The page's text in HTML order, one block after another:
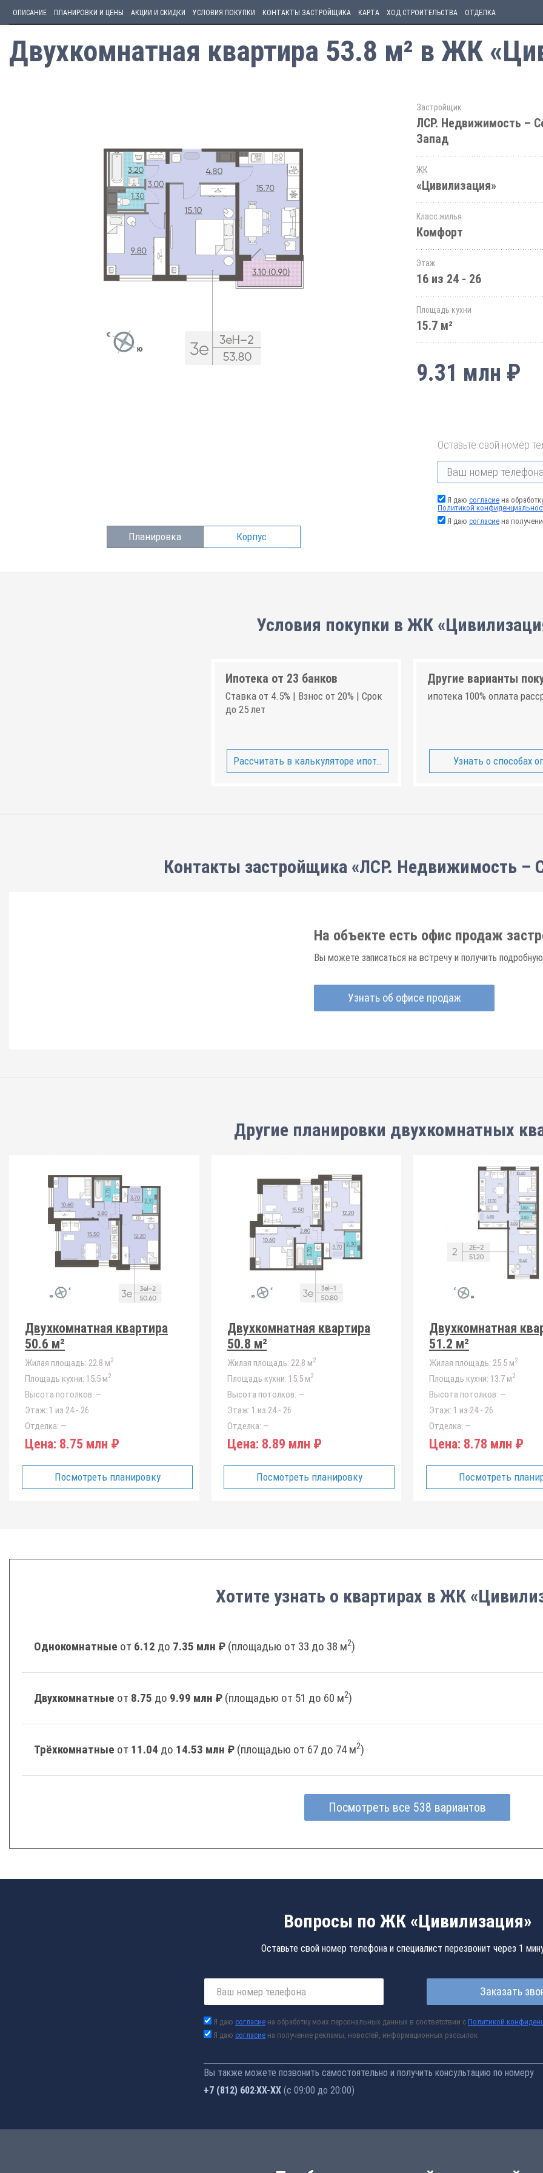
ОПИСАНИЕ ПЛАНИРОВКИ И ЦЕНЫ АКЦИИ И СКИДКИ УСЛОВИЯ ПОКУПКИ КОНТАКТЫ ЗАСТРОЙЩИКА КАРТА ХОД СТРОИТЕЛЬСТВА ОТДЕЛКА
Двухкомнатная квартира 53.8 м² в ЖК
Планировка Корпус
Застройщик
ЛСР. Недвижимость –
Запад
ЖК
«Цивилизация»
Класс жилья
Комфорт
Этаж
16 из 24 - 26
Площадь кухни
15.7 м²
9.31 млн ₽
Оставьте свой номер
Я даю согласие на
Политикой
Я даю согласие на
Условия покупки в ЖК
Ипотека от 23 банков
Ставка от 4.5% | Взнос от 20% | Срок
до 25 лет
Рассчитать в калькуляторе ипотеки
Другие варианты
ипотека 100% оплата
Узнать о способах
Контакты застройщика «ЛСР. Недвижимость –
На объекте есть офис продаж
Вы можете записаться на встречу и получить
Узнать об офисе продаж
Другие планировки двухкомнатных
Двухкомнатная квартира
50.6 м²
Жилая площадь: 22.8 м2
Площадь кухни: 15.5 м2
Высота потолков: —
Этаж: 1 из 24 - 26
Отделка: —
Цена: 8.75 млн ₽
Посмотреть планировку
Двухкомнатная квартира
50.8 м²
Жилая площадь: 22.8 м2
Площадь кухни: 15.5 м2
Высота потолков: —
Этаж: 1 из 24 - 26
Отделка: —
Цена: 8.89 млн ₽
Посмотреть планировку
Двухкомнатная
51.2 м²
Жилая площадь: 25.5 м2
Площадь кухни: 13.7 м2
Высота потолков: —
Этаж: 1 из 24 - 26
Отделка: —
Цена: 8.78 млн ₽
Посмотреть
Хотите узнать о квартирах в ЖК
Однокомнатные от 6.12 до 7.35 млн ₽ (площадью от 33 до 38 м2)
Двухкомнатные от 8.75 до 9.99 млн ₽ (площадью от 51 до 60 м2)
Трёхкомнатные от 11.04 до 14.53 млн ₽ (площадью от 67 до 74 м2)
Посмотреть все 538 вариантов
Вопросы по ЖК «Цивилизация»
Оставьте свой номер телефона и специалист перезвонит через 1
Заказать
Я даю согласие на обработку моих персональных данных в соответствии с Политикой
Я даю согласие на получение рекламы, новостей, информационных рассылок
Вы также можете позвонить самостоятельно и получить консультацию по номеру
+7 (812) 602-44-77 (с 09:00 до 20:00)